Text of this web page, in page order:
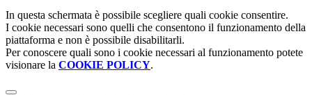
In questa schermata è possibile scegliere quali cookie consentire.
I cookie necessari sono quelli che consentono il funzionamento della
piattaforma e non è possibile disabilitarli.
Per conoscere quali sono i cookie necessari al funzionamento potete
visionare la COOKIE POLICY.